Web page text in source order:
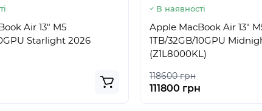
Air 13" M5
Starlight 2026
В наявності
Apple MacBook Air 13"
1TB/32GB/10GPU
(Z1L8000KL)
118600 грн
111800 грн